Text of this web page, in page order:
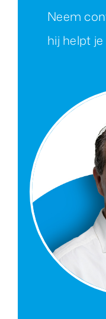
Neem
hij helpt